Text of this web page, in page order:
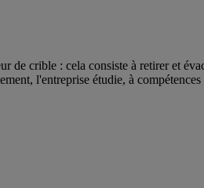
crible : cela consiste à retirer et
l'entreprise étudie, à